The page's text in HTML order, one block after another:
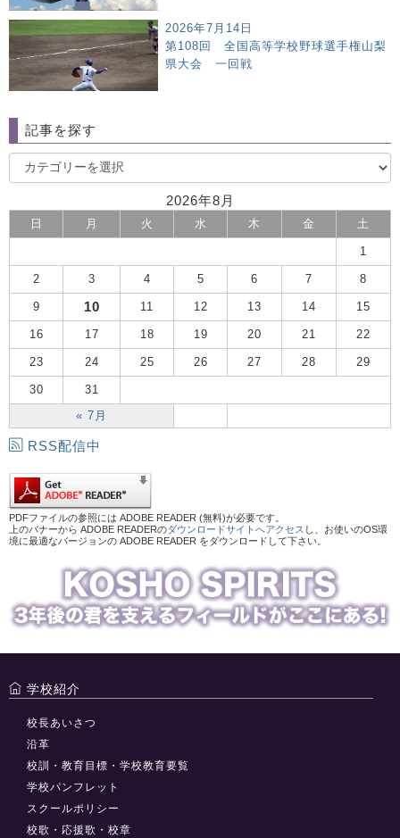
2026年7月14日
第108回 全国高等学校野球選手権山梨
県大会 一回戦
記事を探す
2026年8月
日 月 火 水 木 金 土
« 7月
1
2 3 4 5 6 7 8
9 10 11 12 13 14 15
16 17 18 19 20 21 22
23 24 25 26 27 28 29
30 31
RSS配信中
PDFファイルの参照には ADOBE READER (無料)が必要です。
上のバナーから ADOBE READERのダウンロードサイトへアクセス し、お使いのOS環
境に最適なバージョンの ADOBE READER をダウンロードして下さい。
学校紹介
校長あいさつ
沿革
校訓・教育目標・学校教育要覧
学校パンフレット
スクールポリシー
校歌・応援歌・校章